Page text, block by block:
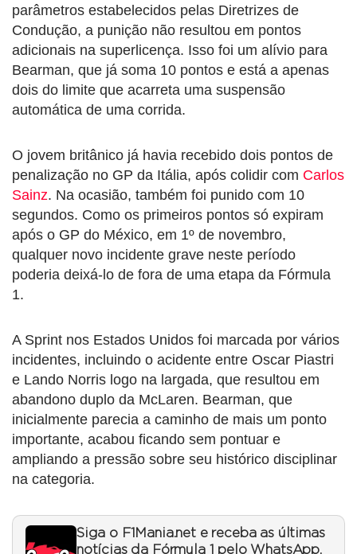
parâmetros estabelecidos pelas Diretrizes de
Condução, a punição não resultou em pontos
adicionais na superlicença. Isso foi um alívio para
Bearman, que já soma 10 pontos e está a apenas
dois do limite que acarreta uma suspensão
automática de uma corrida.
O jovem britânico já havia recebido dois pontos de
penalização no GP da Itália, após colidir com Carlos
Sainz. Na ocasião, também foi punido com 10
segundos. Como os primeiros pontos só expiram
após o GP do México, em 1º de novembro,
qualquer novo incidente grave neste período
poderia deixá-lo de fora de uma etapa da Fórmula
1.
A Sprint nos Estados Unidos foi marcada por vários
incidentes, incluindo o acidente entre Oscar Piastri
e Lando Norris logo na largada, que resultou em
abandono duplo da McLaren. Bearman, que
inicialmente parecia a caminho de mais um ponto
importante, acabou ficando sem pontuar e
ampliando a pressão sobre seu histórico disciplinar
na categoria.
Siga o F1Mania.net e receba as últimas
notícias da Fórmula 1 pelo WhatsApp.